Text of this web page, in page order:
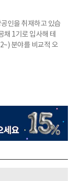
인을 취재하고 있습
채 1기로 입사해 테
분야를 비교적 오